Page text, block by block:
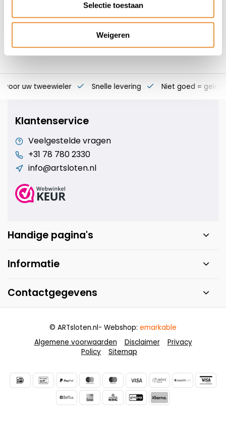
Selectie toestaan
Weigeren
voor uw tweewieler Snelle levering Niet goed = geld
Klantenservice
Veelgestelde vragen
+31 78 780 2330
info@artsloten.nl
Handige pagina's
Informatie
Contactgegevens
Algemene voorwaarden Disclaimer
Privacy
Policy
Sitemap
© ARTsloten.nl- Webshop: emarkable